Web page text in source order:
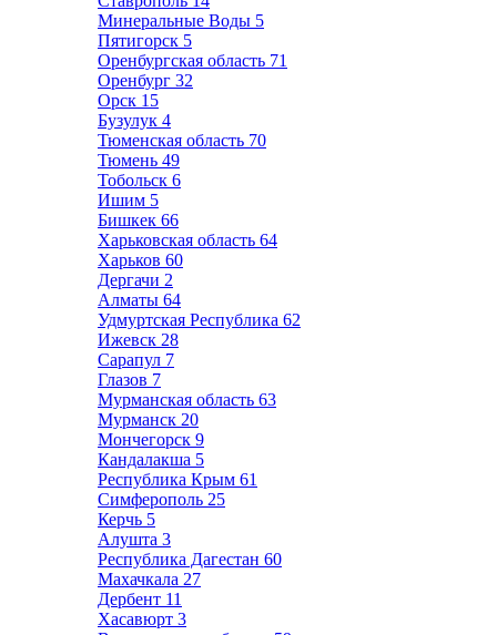
Минеральные Воды 5
Пятигорск 5
Оренбургская область 71
Оренбург 32
Орск 15
Бузулук 4
Тюменская область 70
Тюмень 49
Тобольск 6
Ишим 5
Бишкек 66
Харьковская область 64
Харьков 60
Дергачи 2
Алматы 64
Удмуртская Республика 62
Ижевск 28
Сарапул 7
Глазов 7
Мурманская область 63
Мурманск 20
Мончегорск 9
Кандалакша 5
Республика Крым 61
Симферополь 25
Керчь 5
Алушта 3
Республика Дагестан 60
Махачкала 27
Дербент 11
Хасавюрт 3